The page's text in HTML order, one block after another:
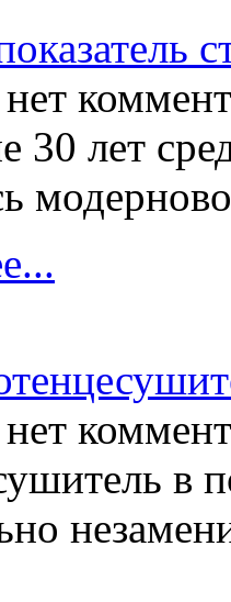
нет
30 лет
нет
в